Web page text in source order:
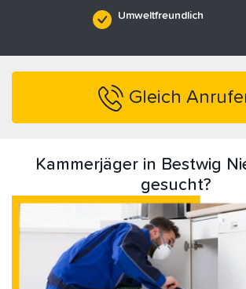
Umweltfreundlich
Gleich
Kammerjäger in Bestwig
gesucht?